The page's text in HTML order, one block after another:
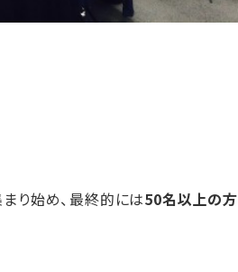
り始め、最終的には50名以上の方